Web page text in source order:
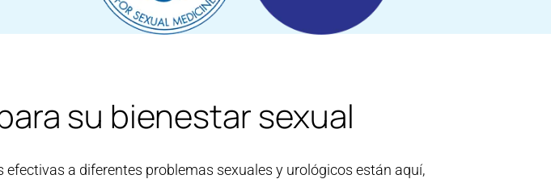
su bienestar sexual
a diferentes problemas sexuales y urológicos están aquí,